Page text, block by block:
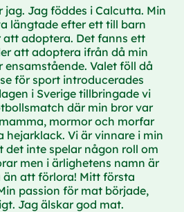
jag. Jag föddes i Calcutta. Min
längtade efter ett till barn
att adoptera. Det fanns ett
att adoptera ifrån då min
Valet föll då
för sport introducerades
i Sverige tillbringade vi
där min bror var
mormor och morfar
hejarklack. Vi är vinnare i min
det inte spelar någon roll om
men i ärlighetens namn är
att förlora! Mitt första
passion för mat började,
Jag älskar god mat.